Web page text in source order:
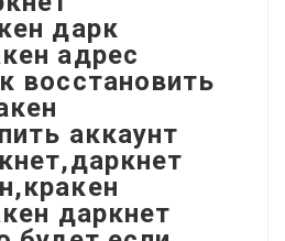
дарк
адрес
восстановить
аккаунт
даркнет